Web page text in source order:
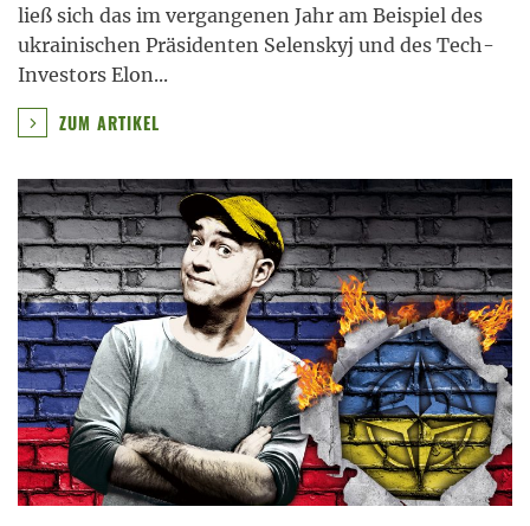
ließ sich das im vergangenen Jahr am Beispiel des
ukrainischen Präsidenten Selenskyj und des Tech-
Investors Elon...
ZUM ARTIKEL